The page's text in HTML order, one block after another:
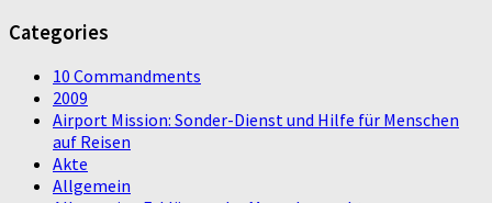
Categories
10 Commandments
2009
Airport Mission: Sonder-Dienst und Hilfe für Menschen
auf Reisen
Akte
Allgemein